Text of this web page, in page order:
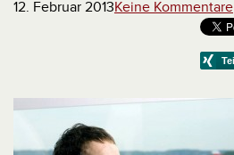
12. Februar 2013Keine Kommentare